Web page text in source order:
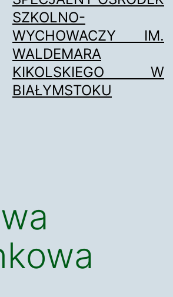
SZKOLNO-
WYCHOWACZY IM.
WALDEMARA
KIKOLSKIEGO W
BIAŁYMSTOKU